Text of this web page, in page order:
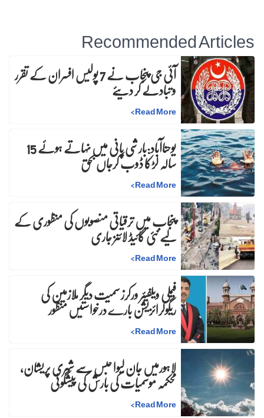
Recommended Articles
آئی جی پنجاب نے 7 پولیس افسران کے تقرر و تبادلے کر دیئے
Read More
>
یوحناآباد:بارشی پانی میں نہاتے ہوئے 15 سالہ لڑکا ڈوب کرجاں بحق
Read More
>
پنجاب میں ترقیاتی منصوبوں کی منظوری کے
لیے نئی گائیڈ لائنز جاری
Read More
>
فیملی ویلفیئر ورکرز سمیت دیگر ملازمین کی
ریگولرائزیشن بارے درخواستیں منظور
Read More
>
لاہورمیں جان لیوا حبس سے شہری پریشان،
محکمہ موسمیات کی بارش کی پیشگوئی
Read More
>